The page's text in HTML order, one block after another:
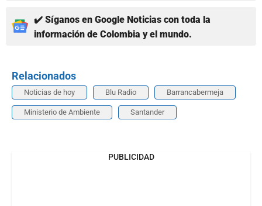
✔️ Síganos en Google Noticias con toda la
información de Colombia y el mundo.
Relacionados
Noticias de hoy Blu Radio Barrancabermeja
Ministerio de Ambiente Santander
PUBLICIDAD